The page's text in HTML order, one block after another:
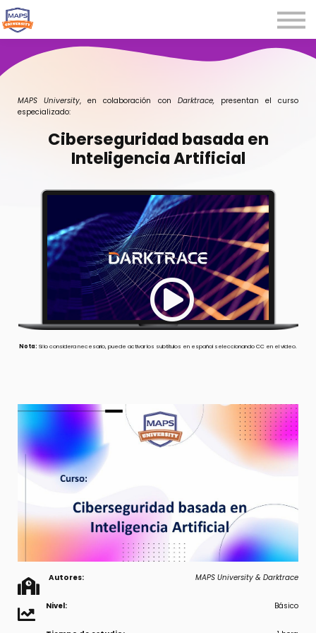
Seminarios
Webinars
Iniciar sesión
Registrarse
MAPS University, en colaboración con Darktrace,presentan el curso
especializado:
Ciberseguridad basada en
Inteligencia Artificial
Nota: Si lo considera necesario, puede activar los subtítulos en español seleccionando CC en el video.
Autores: MAPS University & Darktrace
Nivel: Básico